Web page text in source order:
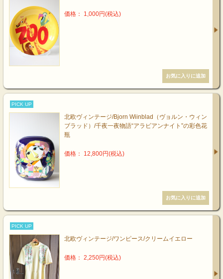
価格： 1,000円(税込)
PICK UP
北欧ヴィンテージ/Bjorn Wiinblad（ヴョルン・ウィン
ブラッド）/千夜一夜物語“アラビアンナイト”の彩色花
瓶
価格： 12,800円(税込)
PICK UP
北欧ヴィンテージ/ワンピース/クリームイエロー
価格： 2,250円(税込)